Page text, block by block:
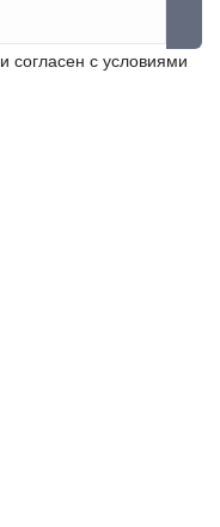
и согласен с условиями